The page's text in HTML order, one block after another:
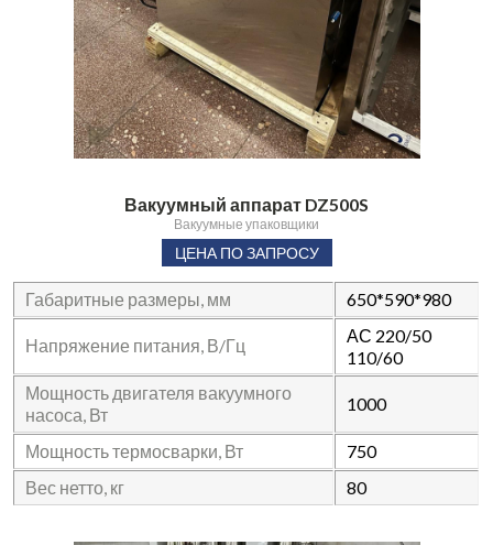
Вакуумный аппарат DZ500S
Вакуумные упаковщики
ЦЕНА ПО ЗАПРОСУ
Габаритные размеры, мм 650*590*980
Напряжение питания, В/Гц
АС 220/50
110/60
Мощность двигателя вакуумного
насоса, Вт
1000
Мощность термосварки, Вт
750
Вес нетто, кг
80